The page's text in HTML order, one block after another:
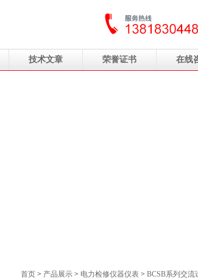
技术文章 荣誉证书 在线
首页 > 产品展示 > 电力检修仪器仪表 > BCSB系列交流